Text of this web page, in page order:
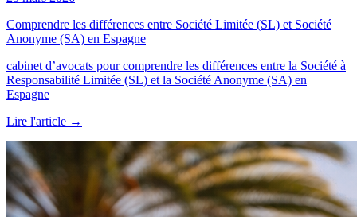
Comprendre les différences entre Société Limitée (SL) et Société
Anonyme (SA) en Espagne
cabinet d’avocats pour comprendre les différences entre la Société à
Responsabilité Limitée (SL) et la Société Anonyme (SA) en
Espagne
Lire l'article →